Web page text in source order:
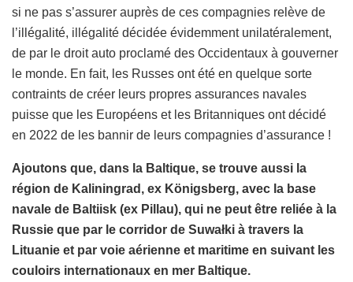
si ne pas s’assurer auprès de ces compagnies relève de
l’illégalité, illégalité décidée évidemment unilatéralement,
de par le droit auto proclamé des Occidentaux à gouverner
le monde. En fait, les Russes ont été en quelque sorte
contraints de créer leurs propres assurances navales
puisse que les Européens et les Britanniques ont décidé
en 2022 de les bannir de leurs compagnies d’assurance !
Ajoutons que, dans la Baltique, se trouve aussi la
région de Kaliningrad, ex Königsberg, avec la base
navale de Baltiisk (ex Pillau), qui ne peut être reliée à la
Russie que par le corridor de Suwałki à travers la
Lituanie et par voie aérienne et maritime en suivant les
couloirs internationaux en mer Baltique.